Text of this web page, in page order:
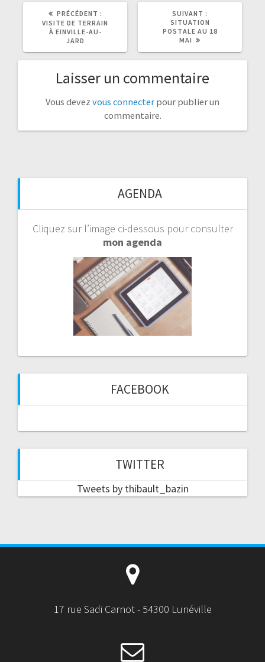
PRÉCÉDENT :
ARTICLE
PRÉCÉDENT
VISITE DE TERRAIN
À EINVILLE-AU-
JARD
SUIVANT :
ARTICLE
SITUATION
POSTALE AU 18
MAI
Laisser un commentaire
Vous devez vous connecter pour publier un
commentaire.
AGENDA
Cliquez sur l’image ci-dessous pour consulter
mon agenda
FACEBOOK
TWITTER
Tweets by thibault_bazin
17 rue Sadi Carnot - 54300 Lunéville